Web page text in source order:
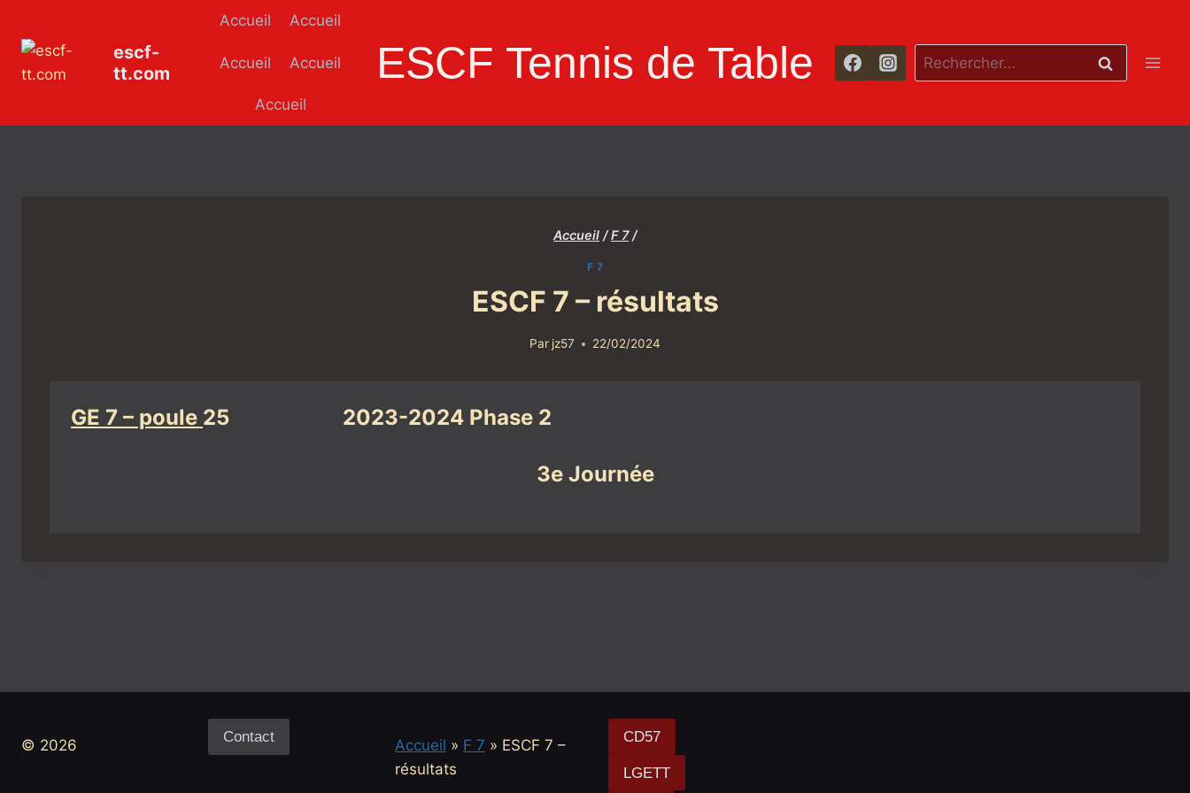
contenu
escf-
tt.com
Accueil Accueil
Accueil Accueil
Accueil
ESCF Tennis de Table Rechercher :
Accueil / F 7 /
F 7
ESCF 7 – résultats
Par jz57 22/02/2024
GE 7 – poule 25 2023-2024 Phase 2
3e Journée
© 2026 Contact Accueil » F 7 » ESCF 7 –
résultats
CD57
LGETT